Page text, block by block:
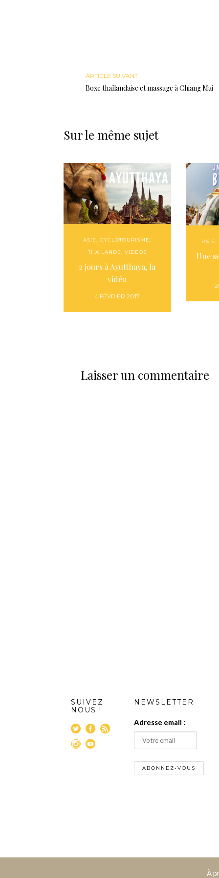
ARTICLE SUIVANT
Boxe thaïlandaise et massage à Chiang Mai
Sur le même sujet
ASIE,CYCLOTOURISME,
THAÏLANDE, VIDÉOS
2 jours à Ayutthaya, la
vidéo
4 FÉVRIER 2017
ASIE,
Une
Laisser un commentaire
SUIVEZ
NOUS !
NEWSLETTER
Adresse email :
À